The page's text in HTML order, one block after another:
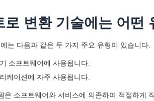
로 변환 기술에는 어떤
는 다음과 같은 두 가지 주요 유형이 있습니다.
소프트웨어에 사용됩니다.
케이션에 자주 사용됩니다.
은 소프트웨어와 서비스에 의존하여 적절하게